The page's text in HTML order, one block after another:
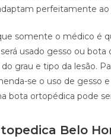
perfeitamente ao
somente o médico é
usado gesso ou bota
grau e tipo da lesão.
se o uso de gesso e
bota ortopédica pode
Belo